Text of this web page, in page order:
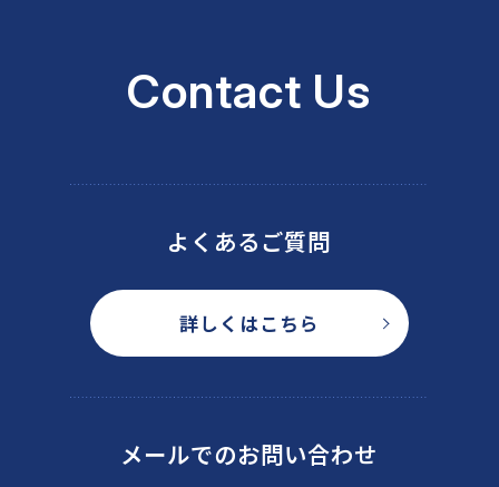
Contact Us
よくあるご質問
詳しくはこちら
メールでのお問い合わせ